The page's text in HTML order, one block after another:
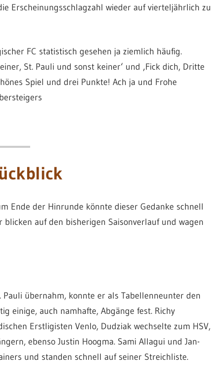
Erscheinungsschlagzahl wieder auf vierteljährlich zu
FC statistisch gesehen ja ziemlich häufig.
St. Pauli und sonst keiner‘ und ‚Fick dich, Dritte
Spiel und drei Punkte! Ach ja und Frohe
Ende der Hinrunde könnte dieser Gedanke schnell
auf den bisherigen Saisonverlauf und wagen
übernahm, konnte er als Tabellenneunter den
einige, auch namhafte, Abgänge fest. Richy
Erstligisten Venlo, Dudziak wechselte zum HSV,
ebenso Justin Hoogma. Sami Allagui und Jan-
und standen schnell auf seiner Streichliste.